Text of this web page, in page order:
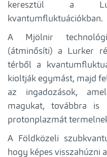
keresztül a
kvantumfluktuációkban.
A Mjölnir
(átminősíti) a Lurker
térből a
kioltják egymást, majd
az ingadozások,
magukat, továbbra is
protonplazmát
A Földközeli
hogy képes visszahúzni